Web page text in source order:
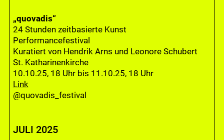
„quovadis“
24 Stunden zeitbasierte Kunst
Performancefestival
Kuratiert von Hendrik Arns und Leonore Schubert
St. Katharinenkirche
10.10.25, 18 Uhr bis 11.10.25, 18 Uhr
Link
@quovadis_festival
JULI 2025